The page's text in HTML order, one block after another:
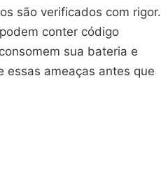
são verificados com rigor.
conter código
sua bateria e
ameaças antes que